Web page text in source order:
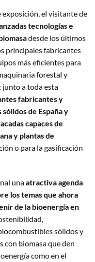
exposición, el visitante de
tecnologías e
desde los últimos
principales fabricantes
más eficientes para
forestal y
junto a toda esta
fabricantes y
de España y
capaces de
y plantas de
o para la gasificación
unaatractiva agenda
los temas que ahora
de la bioenergía en
sólidos y
con biomasa que den
como en el